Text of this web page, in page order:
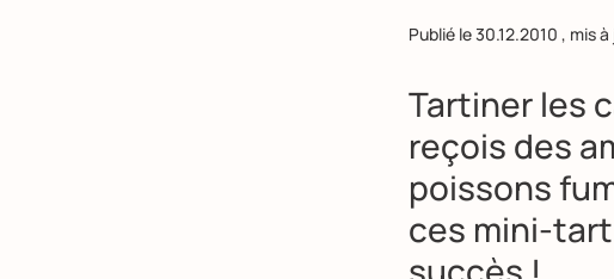
Publié le30.12.2010 , mis
Tartiner les
reçois des
poissons
ces mini-